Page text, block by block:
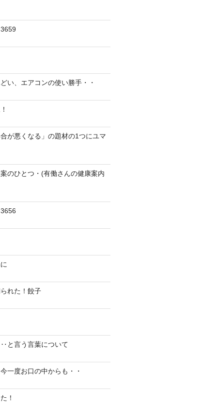
い、エアコンの使い勝手・・
が悪くなる」の題材の1つにユマ
のひとつ・(有働さんの健康案内
られた！餃子
と言う言葉について
一度お口の中からも・・
！